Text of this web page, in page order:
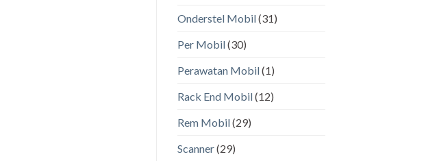
Onderstel Mobil(31)
Per Mobil(30)
Perawatan Mobil(1)
Rack End Mobil(12)
Rem Mobil(29)
Scanner(29)